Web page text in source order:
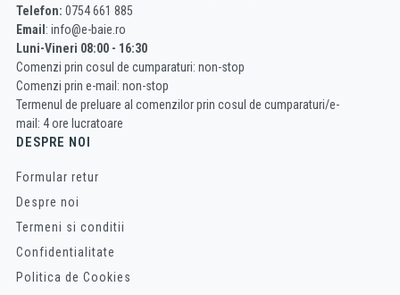
Telefon: 0754 661 885
Email : info@e-baie.ro
Luni-Vineri 08:00 - 16:30
Comenzi prin cosul de cumparaturi: non-stop
Comenzi prin e-mail: non-stop
Termenul de preluare al comenzilor prin cosul de cumparaturi/e-
mail: 4 ore lucratoare
DESPRE NOI
Formular retur
Despre noi
Termeni si conditii
Confidentialitate
Politica de Cookies